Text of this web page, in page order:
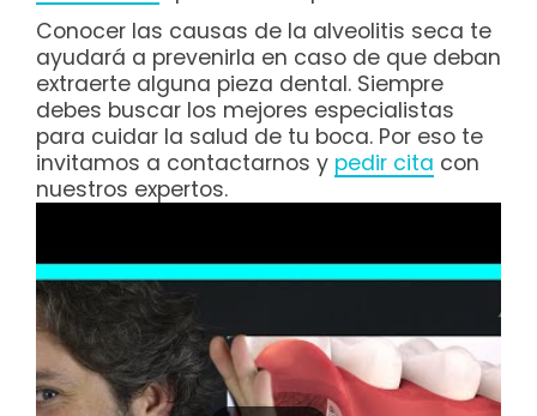
Conocer las causas de la alveolitis seca te
ayudará a prevenirla en caso de que deban
extraerte alguna pieza dental. Siempre
debes buscar los mejores especialistas
para cuidar la salud de tu boca. Por eso te
invitamos a contactarnos y pedir cita con
nuestros expertos.